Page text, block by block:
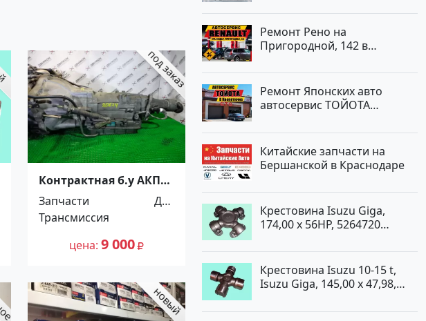
Контрактная б.у АКПП
03-71LE Toyota
Краснодар
Запчасти
Для
Трансмиссия
цена 9 000
Ремонт Рено на
Пригородной, 142 в
Ремонт Японских авто
автосервис ТОЙОТА
Китайские запчасти на
Бершанской в Краснодаре
Крестовина Isuzu Giga,
174,00 x 56HP, 5264720
Крестовина Isuzu 10-15 t,
Isuzu Giga, 145,00 x 47,98,